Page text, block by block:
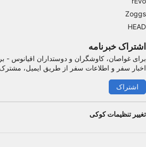
Zoggs
HEAD
اشتراک خبرنامه
برای غواصان، کاوشگران و دوستداران اقیانوس -
اخبار سفر و اطلاعات سفر از طریق ایمیل،
اشتراک
تغییر تنظیمات کوکی